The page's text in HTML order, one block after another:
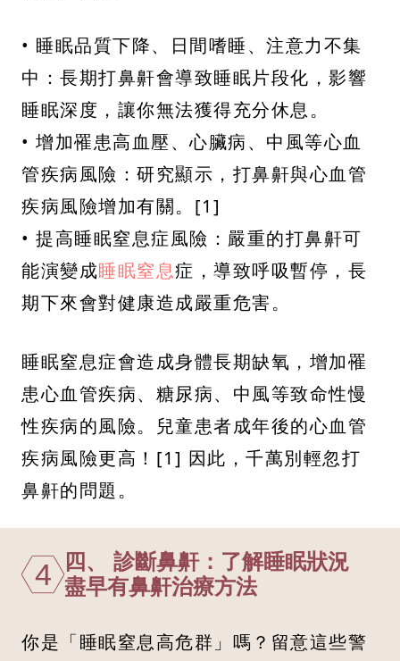
• 睡眠品質下降、日間嗜睡、注意力不集
中：長期打鼻鼾會導致睡眠片段化，影響
睡眠深度，讓你無法獲得充分休息。
• 增加罹患高血壓、心臟病、中風等心血
管疾病風險：研究顯示，打鼻鼾與心血管
疾病風險增加有關。[1]
• 提高睡眠窒息症風險：嚴重的打鼻鼾可
能演變成睡眠窒息症，導致呼吸暫停，長
期下來會對健康造成嚴重危害。
睡眠窒息症會造成身體長期缺氧，增加罹
患心血管疾病、糖尿病、中風等致命性慢
性疾病的風險。兒童患者成年後的心血管
疾病風險更高！[1] 因此，千萬別輕忽打
鼻鼾的問題。
4
四、 診斷鼻鼾：了解睡眠狀況
盡早有鼻鼾治療方法
你是「睡眠窒息高危群」嗎？留意這些警